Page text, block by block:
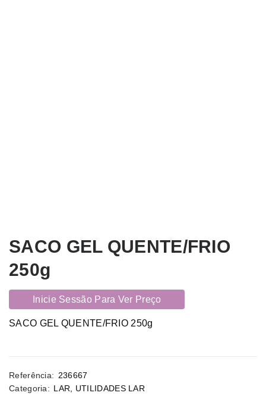
SACO GEL QUENTE/FRIO
250g
Inicie Sessão Para Ver Preço
SACO GEL QUENTE/FRIO 250g
Referência: 236667
Categoria: LAR UTILIDADES LAR